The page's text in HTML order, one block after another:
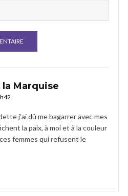
Marquise
j’ai dû me bagarrer avec mes
la paix, à moi et à la couleur
femmes qui refusent le